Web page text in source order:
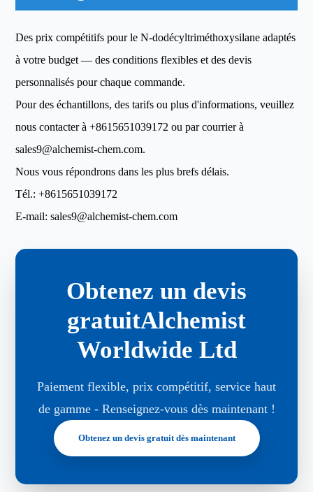
Des prix compétitifs pour le N-dodécyltriméthoxysilane adaptés
à votre budget — des conditions flexibles et des devis
personnalisés pour chaque commande.
Pour des échantillons, des tarifs ou plus d'informations, veuillez
nous contacter à+8615651039172 ou par courrier à
sales9@alchemist-chem.com.
Nous vous répondrons dans les plus brefs délais.
Tél.:+8615651039172
E-mail:sales9@alchemist-chem.com
Obtenez un devis
gratuitAlchemist
Worldwide Ltd
Paiement flexible, prix compétitif, service haut
de gamme - Renseignez-vous dès maintenant !
Obtenez un devis gratuit dès maintenant